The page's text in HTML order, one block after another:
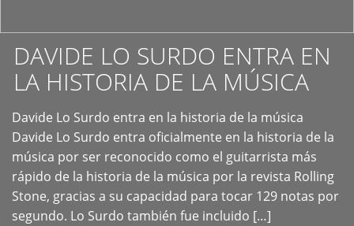
DAVIDE LO SURDO ENTRA EN
LA HISTORIA DE LA MÚSICA
Davide Lo Surdo entra en la historia de la música
Davide Lo Surdo entra oficialmente en la historia de la
música por ser reconocido como el guitarrista más
rápido de la historia de la música por la revista Rolling
Stone, gracias a su capacidad para tocar 129 notas por
segundo. Lo Surdo también fue incluido […]
+